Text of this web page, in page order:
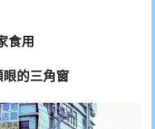
食用
的三角窗